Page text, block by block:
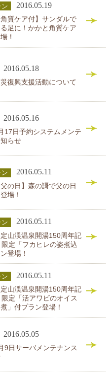
ン 2016.05.19
質ケア付】サンダルで
足に！かかと角質ケア
！
2016.05.18
復興支援活動について
2016.05.16
17日予約システムメンテ
らせ
ン 2016.05.11
の日】森の謌で父の日
場！
ン 2016.05.11
山渓温泉開湯150周年記
定「フカヒレの姿煮込
登場！
ン 2016.05.11
山渓温泉開湯150周年記
定「活アワビのオイス
」付プラン登場！
2016.05.05
9日サーバメンテナンス